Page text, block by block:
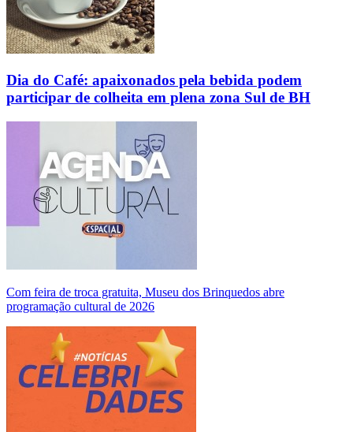
Dia do Café: apaixonados pela bebida podem
participar de colheita em plena zona Sul de BH
Com feira de troca gratuita, Museu dos Brinquedos abre
programação cultural de 2026